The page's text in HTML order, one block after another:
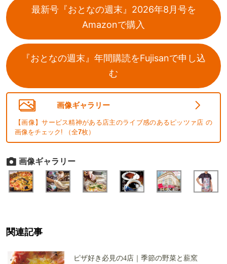
最新号『おとなの週末』2026年8月号を
Amazonで購入
『おとなの週末』年間購読をFujisanで申し込
む
画像ギャラリー
【画像】サービス精神がある店主のライブ感のあるピッツァ店 の
画像をチェック! （全7枚）
画像ギャラリー
関連記事
ピザ好き必見の4店｜季節の野菜と薪窯